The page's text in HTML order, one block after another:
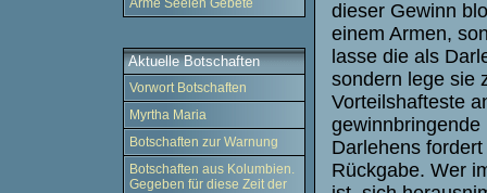
Arme Seelen Gebete
Aktuelle Botschaften
Vorwort Botschaften
Myrtha Maria
Botschaften zur Warnung
Botschaften aus Kolumbien.
Gegeben für diese Zeit der
dieser Gewinn
einem Armen,
lasse die als
sondern lege sie
Vorteilshafteste
Darlehens
Rückgabe. Wer